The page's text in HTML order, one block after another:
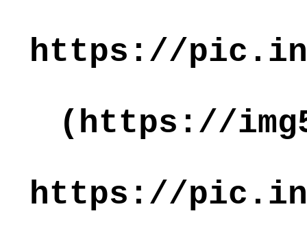
https://pic.in.th/
(https://
https://pic.in.th/